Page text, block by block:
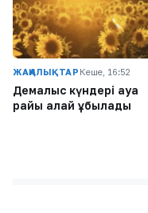
ЖАҢАЛЫҚТАР Кеше, 16:52
Демалыс күндері ауа
райы қалай құбылады